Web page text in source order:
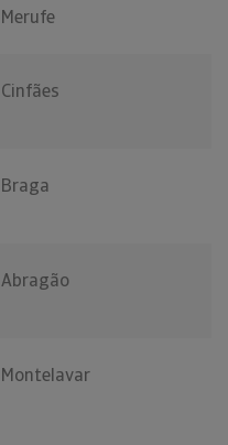
Merufe
Cinfães
Braga
Abragão
Montelavar